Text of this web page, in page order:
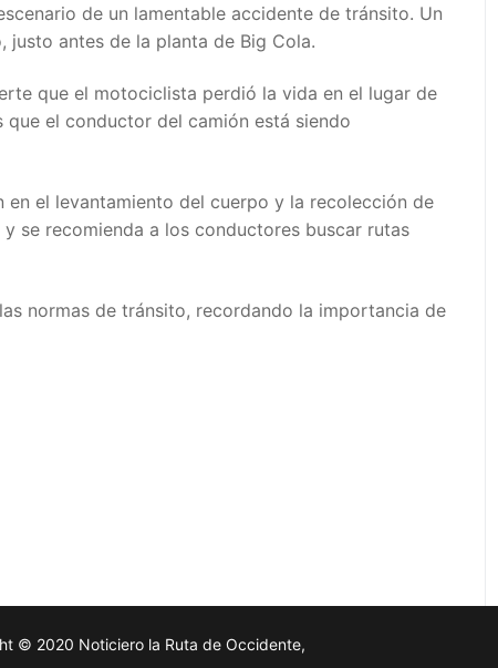
de un lamentable accidente de tránsito. Un
antes de la planta de Big Cola.
que el motociclista perdió la vida en el lugar de
el conductor del camión está siendo
el levantamiento del cuerpo y la recolección de
se recomienda a los conductores buscar rutas
normas de tránsito, recordando la importancia de
© 2020 Noticiero la Ruta de Occidente,